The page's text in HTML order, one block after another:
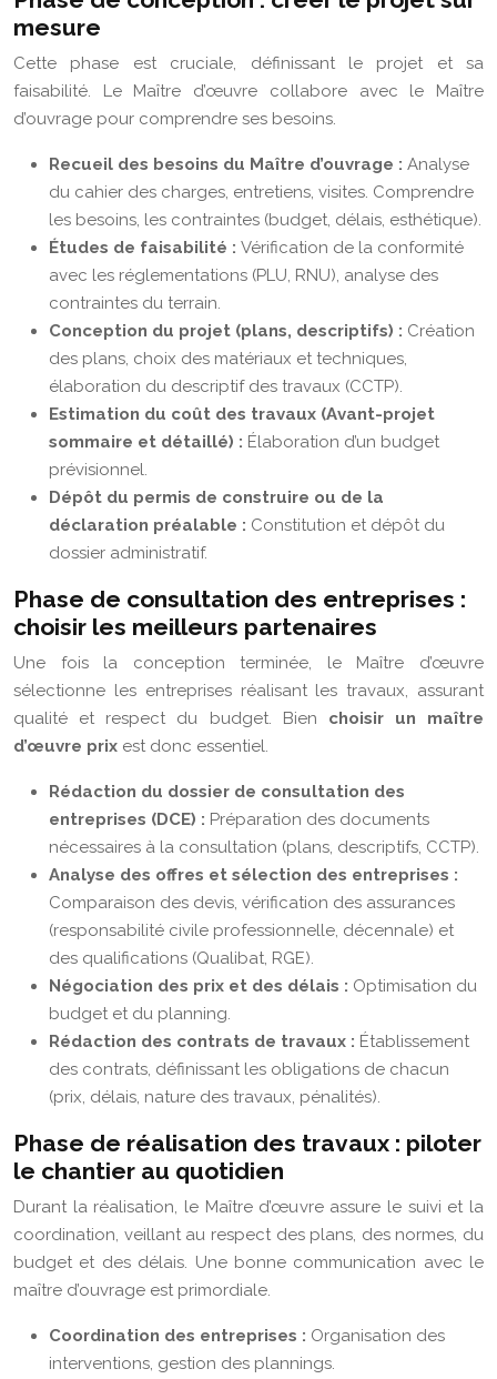
mesure
Cette phase est cruciale, définissant le projet et sa
faisabilité. Le Maître d’œuvre collabore avec le Maître
d’ouvrage pour comprendre ses besoins.
Recueil des besoins du Maître d’ouvrage : Analyse
du cahier des charges, entretiens, visites. Comprendre
les besoins, les contraintes (budget, délais, esthétique).
Études de faisabilité : Vérification de la conformité
avec les réglementations (PLU, RNU), analyse des
contraintes du terrain.
Conception du projet (plans, descriptifs) : Création
des plans, choix des matériaux et techniques,
élaboration du descriptif des travaux (CCTP).
Estimation du coût des travaux (Avant-projet
sommaire et détaillé) : Élaboration d’un budget
prévisionnel.
Dépôt du permis de construire ou de la
déclaration préalable : Constitution et dépôt du
dossier administratif.
Phase de consultation des entreprises :
choisir les meilleurs partenaires
Une fois la conception terminée, le Maître d’œuvre
sélectionne les entreprises réalisant les travaux, assurant
qualité et respect du budget. Bien choisir un maître
d’œuvre prix est donc essentiel.
Rédaction du dossier de consultation des
entreprises (DCE) : Préparation des documents
nécessaires à la consultation (plans, descriptifs, CCTP).
Analyse des offres et sélection des entreprises :
Comparaison des devis, vérification des assurances
(responsabilité civile professionnelle, décennale) et
des qualifications (Qualibat, RGE).
Négociation des prix et des délais : Optimisation du
budget et du planning.
Rédaction des contrats de travaux : Établissement
des contrats, définissant les obligations de chacun
(prix, délais, nature des travaux, pénalités).
Phase de réalisation des travaux : piloter
le chantier au quotidien
Durant la réalisation, le Maître d’œuvre assure le suivi et la
coordination, veillant au respect des plans, des normes, du
budget et des délais. Une bonne communication avec le
maître d’ouvrage est primordiale.
Coordination des entreprises : Organisation des
interventions, gestion des plannings.